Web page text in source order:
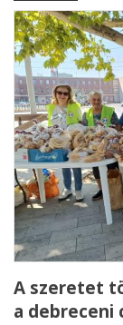
A szeretet
a debreceni